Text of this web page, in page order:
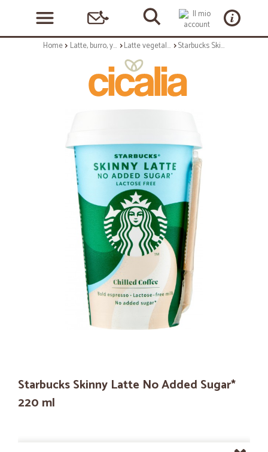
Home Latte, burro, yogurt Latte vegetale e altro latte Starbucks Skinny Latte No Added Sugar* 220 ml
Starbucks Skinny Latte No Added Sugar*
220 ml